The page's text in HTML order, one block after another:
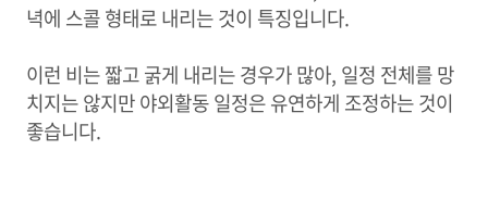
녁에 스콜 형태로 내리는 것이 특징입니다.
이런 비는 짧고 굵게 내리는 경우가 많아, 일정 전체를 망
치지는 않지만 야외활동 일정은 유연하게 조정하는 것이
좋습니다.